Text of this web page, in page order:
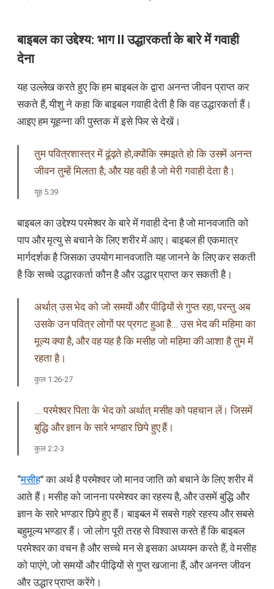
बाइबल का उद्देश्य: भाग II उद्धारकर्ता के बारे में गवाही
देना
यह उल्लेख करते हुए कि हम बाइबल के द्वारा अनन्त जीवन प्राप्त कर
सकते हैं, यीशु ने कहा कि बाइबल गवाही देती है कि वह उद्धारकर्ता हैं।
आइए हम यूहन्ना की पुस्तक में इसे फिर से देखें।
तुम पवित्रशास्त्र में ढूंढ़ते हो,क्योंकि समझते हो कि उसमें अनन्त
जीवन तुम्हें मिलता है; और यह वही है जो मेरी गवाही देता है।
यूह 5:39
बाइबल का उद्देश्य परमेश्वर के बारे में गवाही देना है जो मानवजाति को
पाप और मृत्यु से बचाने के लिए शरीर में आए। बाइबल ही एकमात्र
मार्गदर्शक है जिसका उपयोग मानवजाति यह जानने के लिए कर सकती
है कि सच्चे उद्धारकर्ता कौन है और उद्धार प्राप्त कर सकती है।
अर्थात् उस भेद को जो समयों और पीढ़ियों से गुप्त रहा, परन्तु अब
उसके उन पवित्र लोगों पर प्रगट हुआ है… उस भेद की महिमा का
मूल्य क्या है, और वह यह है कि मसीह जो महिमा की आशा है तुम में
रहता है।
कुल 1:26-27
… परमेश्वर पिता के भेद को अर्थात् मसीह को पहचान लें। जिसमें
बुद्धि और ज्ञान के सारे भण्डार छिपे हुए हैं।
कुल 2:2-3
“मसीह” का अर्थ है परमेश्वर जो मानव जाति को बचाने के लिए शरीर में
आते हैं। मसीह को जानना परमेश्वर का रहस्य है, और उसमें बुद्धि और
ज्ञान के सारे भण्डार छिपे हुए हैं। बाइबल में सबसे गहरे रहस्य और सबसे
बहुमूल्य भण्डार हैं। जो लोग पूरी तरह से विश्वास करते हैं कि बाइबल
परमेश्वर का वचन है और सच्चे मन से इसका अध्ययन करते हैं, वे मसीह
को पाएंगे, जो समयों और पीढ़ियों से गुप्त खजाना हैं, और अनन्त जीवन
और उद्धार प्राप्त करेंगे।